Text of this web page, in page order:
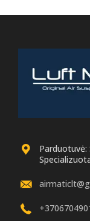
Parduotuvė: